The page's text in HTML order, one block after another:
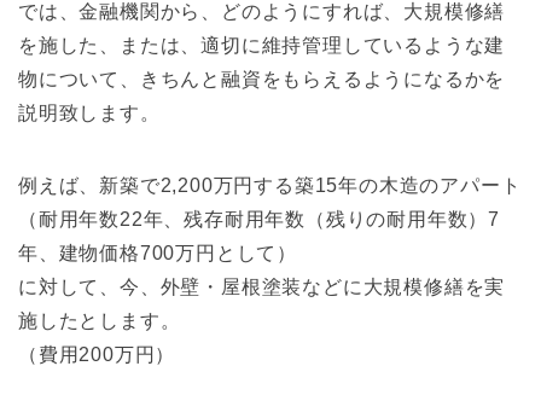
では、金融機関から、どのようにすれば、大規模修繕
を施した、または、適切に維持管理しているような建
物について、きちんと融資をもらえるようになるかを
説明致します。
例えば、新築で2,200万円する築15年の木造のアパート
（耐用年数22年、残存耐用年数（残りの耐用年数）7
年、建物価格700万円として）
に対して、今、外壁・屋根塗装などに大規模修繕を実
施したとします。
（費用200万円）